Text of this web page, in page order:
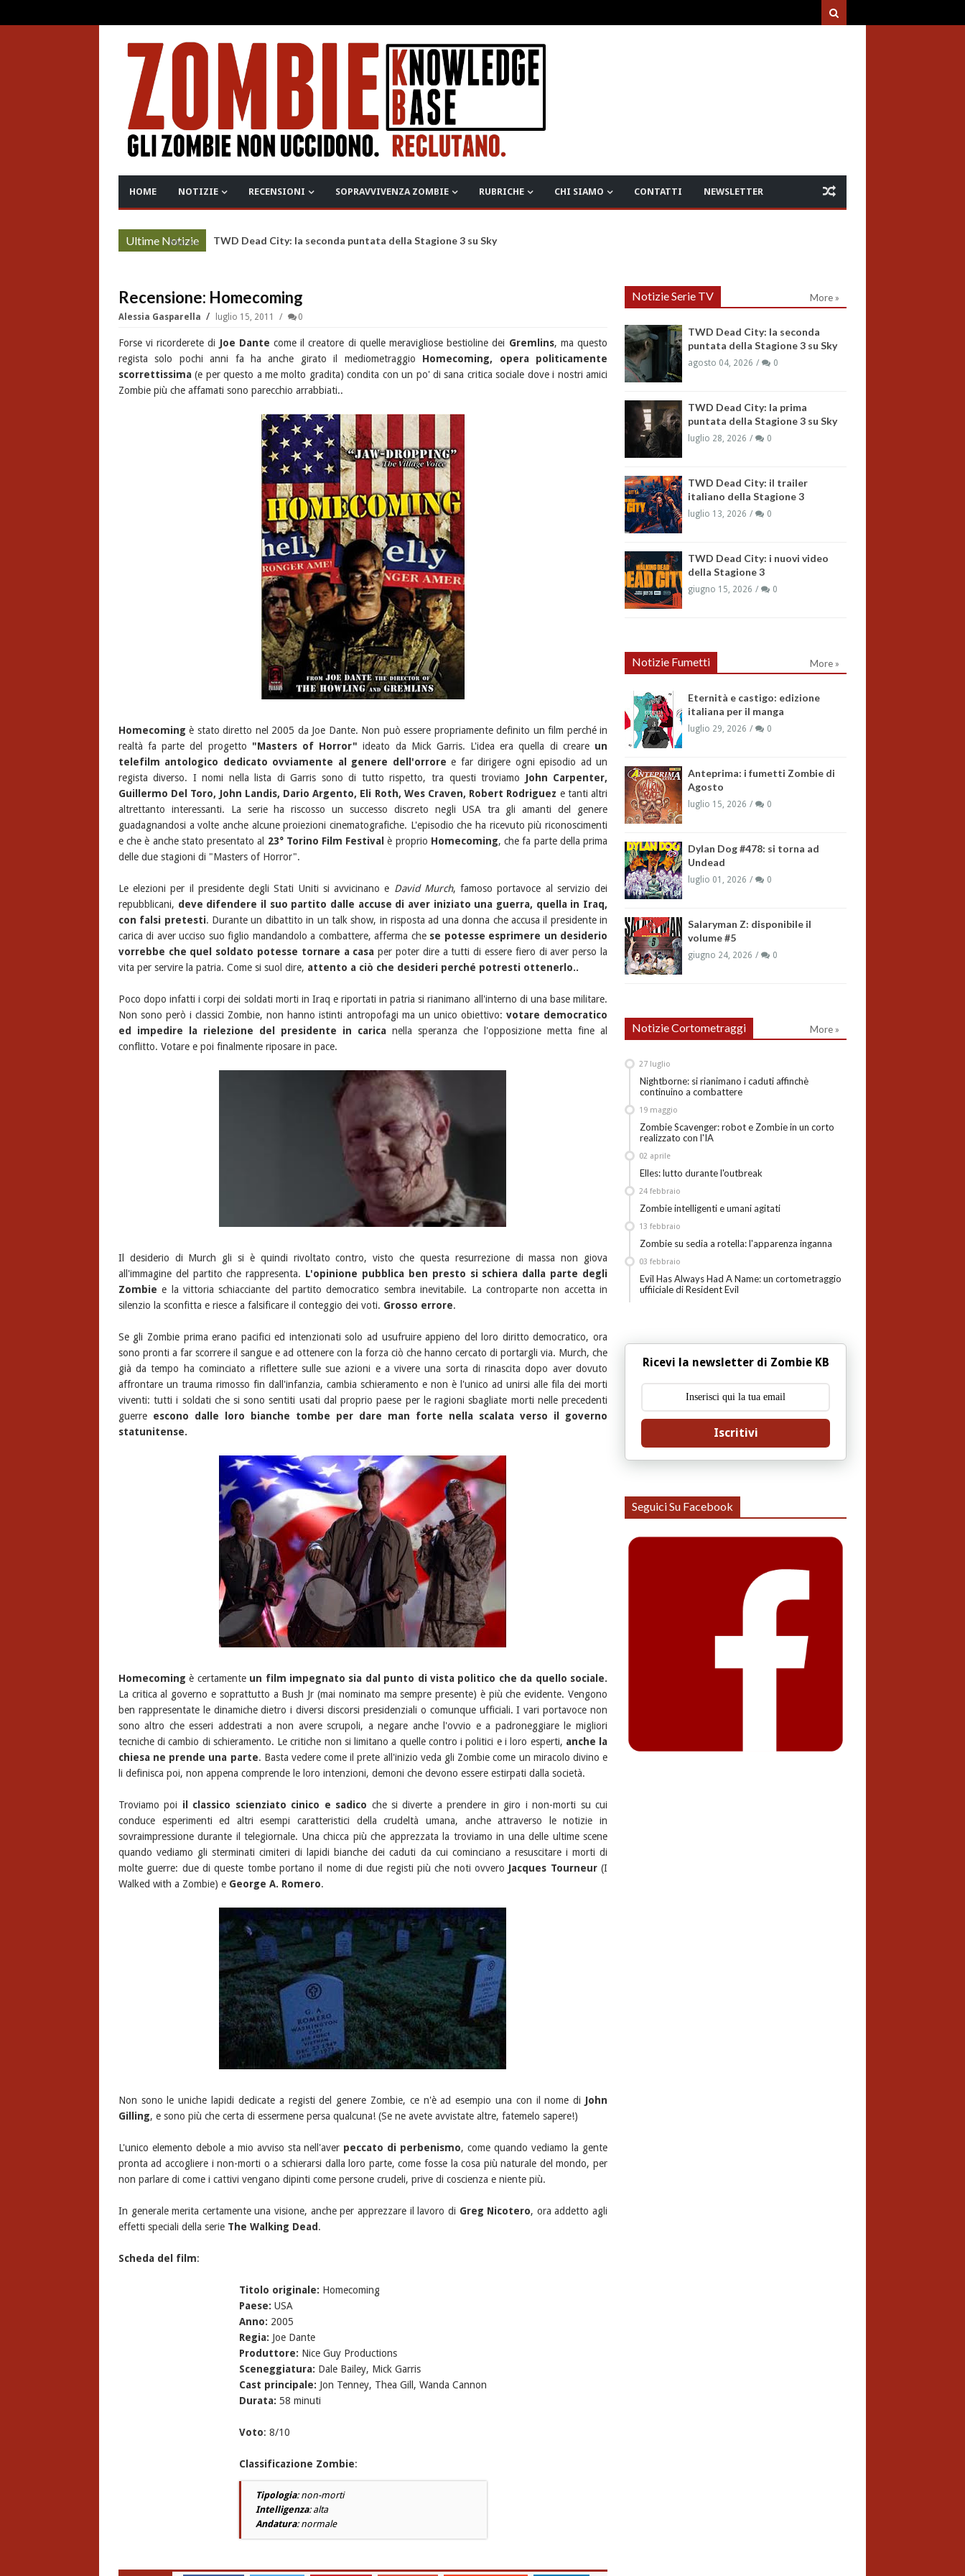
HOME NOTIZIE RECENSIONI SOPRAVVIVENZA ZOMBIE RUBRICHE CHI SIAMO CONTATTI NEWSLETTER
Ultime Notizie
More » TWD Dead City: la seconda puntata della Stagione 3 su Sky
Recensione: Homecoming
Alessia Gasparella luglio 15, 2011 0
Forse vi ricorderete di Joe Dante come il creatore di quelle meravigliose bestioline dei Gremlins, ma questo
regista solo pochi anni fa ha anche girato il mediometraggio Homecoming, opera politicamente
scorrettissima(e per questo a me molto gradita) condita con un po' di sana critica sociale dove i nostri amici
Zombie più che affamati sono parecchio arrabbiati..
Homecoming è stato diretto nel 2005 da Joe Dante. Non può essere propriamente definito un film perché in
realtà fa parte del progetto "Masters of Horror" ideato da Mick Garris. L'idea era quella di creare un
telefilm antologico dedicato ovviamente al genere dell'orrore e far dirigere ogni episodio ad un
regista diverso. I nomi nella lista di Garris sono di tutto rispetto, tra questi troviamo John Carpenter,
Guillermo Del Toro, John Landis, Dario Argento, Eli Roth, Wes Craven, Robert Rodriguez e tanti altri
altrettanto interessanti. La serie ha riscosso un successo discreto negli USA tra gli amanti del genere
guadagnandosi a volte anche alcune proiezioni cinematografiche. L'episodio che ha ricevuto più riconoscimenti
e che è anche stato presentato al 23° Torino Film Festival è proprio Homecoming, che fa parte della prima
delle due stagioni di "Masters of Horror".
Le elezioni per il presidente degli Stati Uniti si avvicinano e David Murch, famoso portavoce al servizio dei
repubblicani, deve difendere il suo partito dalle accuse di aver iniziato una guerra, quella in Iraq,
con falsi pretesti. Durante un dibattito in un talk show, in risposta ad una donna che accusa il presidente in
carica di aver ucciso suo figlio mandandolo a combattere, afferma che se potesse esprimere un desiderio
vorrebbe che quel soldato potesse tornare a casa per poter dire a tutti di essere fiero di aver perso la
vita per servire la patria. Come si suol dire, attento a ciò che desideri perché potresti ottenerlo..
Poco dopo infatti i corpi dei soldati morti in Iraq e riportati in patria si rianimano all'interno di una base militare.
Non sono però i classici Zombie, non hanno istinti antropofagi ma un unico obiettivo: votare democratico
ed impedire la rielezione del presidente in caricanella speranza che l'opposizione metta fine al
conflitto. Votare e poi finalmente riposare in pace.
Il desiderio di Murch gli si è quindi rivoltato contro, visto che questa resurrezione di massa non giova
all'immagine del partito che rappresenta. L'opinione pubblica ben presto si schiera dalla parte degli
Zombie e la vittoria schiacciante del partito democratico sembra inevitabile. La controparte non accetta in
silenzio la sconfitta e riesce a falsificare il conteggio dei voti. Grosso errore.
Se gli Zombie prima erano pacifici ed intenzionati solo ad usufruire appieno del loro diritto democratico, ora
sono pronti a far scorrere il sangue e ad ottenere con la forza ciò che hanno cercato di portargli via. Murch, che
già da tempo ha cominciato a riflettere sulle sue azioni e a vivere una sorta di rinascita dopo aver dovuto
affrontare un trauma rimosso fin dall'infanzia, cambia schieramento e non è l'unico ad unirsi alle fila dei morti
viventi: tutti i soldati che si sono sentiti usati dal proprio paese per le ragioni sbagliate morti nelle precedenti
guerre escono dalle loro bianche tombe per dare man forte nella scalata verso il governo
statunitense.
Homecoming è certamente un film impegnato sia dal punto di vista politico che da quello sociale.
La critica al governo e soprattutto a Bush Jr (mai nominato ma sempre presente) è più che evidente. Vengono
ben rappresentate le dinamiche dietro i diversi discorsi presidenziali o comunque ufficiali. I vari portavoce non
sono altro che esseri addestrati a non avere scrupoli, a negare anche l'ovvio e a padroneggiare le migliori
tecniche di cambio di schieramento. Le critiche non si limitano a quelle contro i politici e i loro esperti, anche la
chiesa ne prende una parte. Basta vedere come il prete all'inizio veda gli Zombie come un miracolo divino e
li definisca poi, non appena comprende le loro intenzioni, demoni che devono essere estirpati dalla società.
Troviamo poi il classico scienziato cinico e sadico che si diverte a prendere in giro i non-morti su cui
conduce esperimenti ed altri esempi caratteristici della crudeltà umana, anche attraverso le notizie in
sovraimpressione durante il telegiornale. Una chicca più che apprezzata la troviamo in una delle ultime scene
quando vediamo gli sterminati cimiteri di lapidi bianche dei caduti da cui cominciano a resuscitare i morti di
molte guerre: due di queste tombe portano il nome di due registi più che noti ovvero Jacques Tourneur(I
Walked with a Zombie) e George A. Romero.
Non sono le uniche lapidi dedicate a registi del genere Zombie, ce n'è ad esempio una con il nome di John
Gilling, e sono più che certa di essermene persa qualcuna! (Se ne avete avvistate altre, fatemelo sapere!)
L'unico elemento debole a mio avviso sta nell'aver peccato di perbenismo, come quando vediamo la gente
pronta ad accogliere i non-morti o a schierarsi dalla loro parte, come fosse la cosa più naturale del mondo, per
non parlare di come i cattivi vengano dipinti come persone crudeli, prive di coscienza e niente più.
In generale merita certamente una visione, anche per apprezzare il lavoro di Greg Nicotero, ora addetto agli
effetti speciali della serie The Walking Dead.
Scheda del film:
Titolo originale: Homecoming
Paese: USA
Anno: 2005
Regia: Joe Dante
Produttore: Nice Guy Productions
Sceneggiatura: Dale Bailey, Mick Garris
Cast principale: Jon Tenney, Thea Gill, Wanda Cannon
Durata: 58 minuti
Voto: 8/10
Classificazione Zombie:
Tipologia: non-morti
Intelligenza: alta
Andatura: normale
Notizie Serie TV More »
TWD Dead City: la seconda
puntata della Stagione 3 su Sky
agosto 04, 2026 0
TWD Dead City: la prima
puntata della Stagione 3 su Sky
luglio 28, 2026 0
TWD Dead City: il trailer
italiano della Stagione 3
luglio 13, 2026 0
TWD Dead City: i nuovi video
della Stagione 3
giugno 15, 2026 0
Notizie Fumetti More »
Eternità e castigo: edizione
italiana per il manga
luglio 29, 2026 0
Anteprima: i fumetti Zombie di
Agosto
luglio 15, 2026 0
Dylan Dog #478: si torna ad
Undead
luglio 01, 2026 0
Salaryman Z: disponibile il
volume #5
giugno 24, 2026 0
Notizie Cortometraggi More »
Nightborne: si rianimano i caduti affinchè
continuino a combattere
27 luglio
Zombie Scavenger: robot e Zombie in un corto
realizzato con l'IA
19 maggio
Elles: lutto durante l'outbreak
02 aprile
Zombie intelligenti e umani agitati
24 febbraio
Zombie su sedia a rotella: l'apparenza inganna
13 febbraio
Evil Has Always Had A Name: un cortometraggio
uffiiciale di Resident Evil
03 febbraio
Ricevi la newsletter di Zombie KB
Iscritivi
Seguici Su Facebook